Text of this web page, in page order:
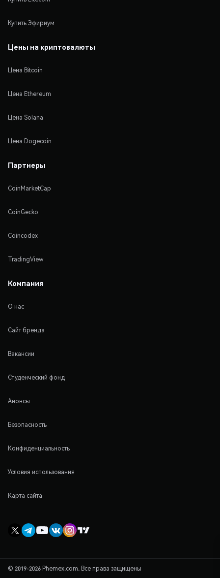
Купить Эфириум
Цены на криптовалюты
Цена Bitcoin
Цена Ethereum
Цена Solana
Цена Dogecoin
Партнеры
CoinMarketCap
CoinGecko
Coincodex
TradingView
Компания
О нас
Сайт бренда
Вакансии
Студенческий фонд
Анонсы
Безопасность
Конфиденциальность
Условия использования
Карта сайта
© 2019-2026 Phemex.com. Все права защищены